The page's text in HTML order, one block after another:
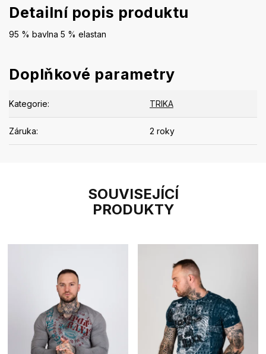
SOUVISEJÍCÍ
PRODUKTY
Detailní popis produktu
95 % bavlna 5 % elastan
Doplňkové parametry
Kategorie: TRIKA
Záruka: 2 roky